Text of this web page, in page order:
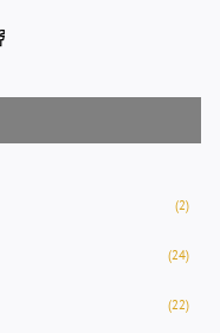
(2)
(24)
(22)